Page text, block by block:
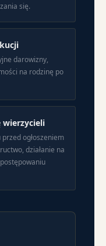
się.
darowizny,
na rodzinę po
wierzycieli
ogłoszeniem
działanie na